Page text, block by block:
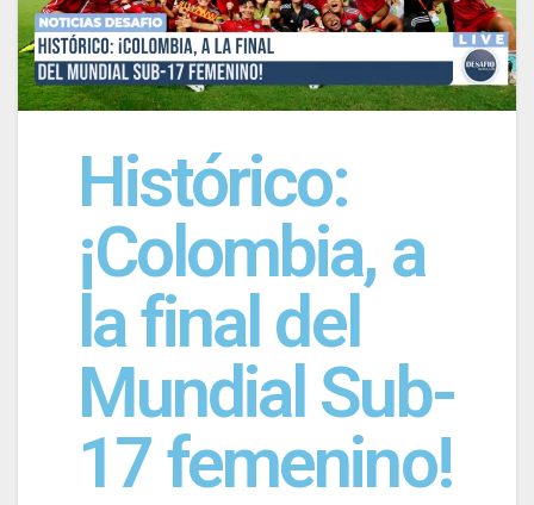
Histórico:
¡Colombia, a
la final del
Mundial Sub-
17 femenino!